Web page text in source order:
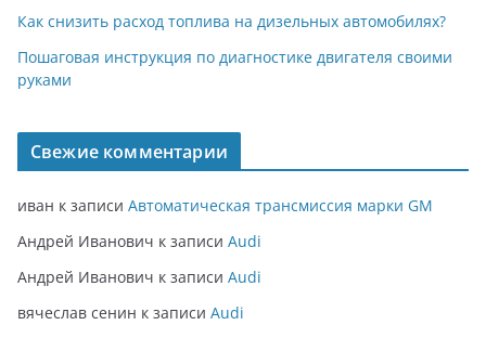
Как снизить расход топлива на дизельных автомобилях?
Пошаговая инструкция по диагностике двигателя своими
руками
Свежие комментарии
иван к записи Автоматическая трансмиссия марки GM
Андрей Иванович к записи Audi
Андрей Иванович к записи Audi
вячеслав сенин к записи Audi